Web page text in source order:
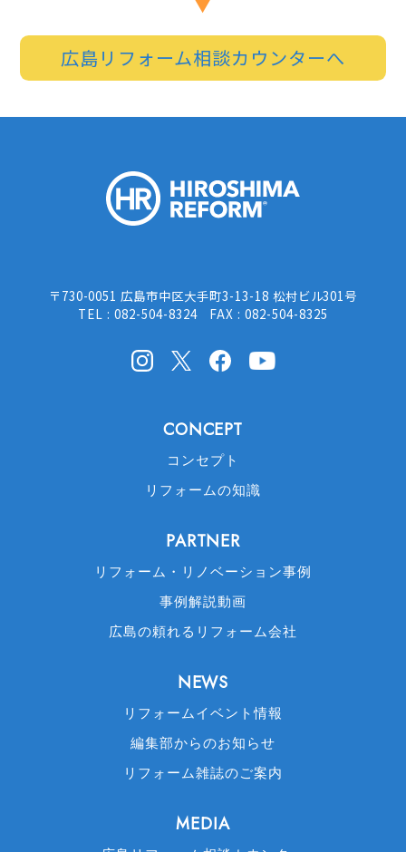
広島リフォーム相談カウンターへ
〒730-0051 広島市中区大手町3-13-18 松村ビル301号
TEL : 082-504-8324 FAX : 082-504-8325
InstagramX(Twitter)facebook
CONCEPT
コンセプト
リフォームの知識
PARTNER
リフォーム・リノベーション事例
事例解説動画
広島の頼れるリフォーム会社
NEWS
リフォームイベント情報
編集部からのお知らせ
リフォーム雑誌のご案内
MEDIA